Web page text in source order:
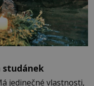
studánek
jedinečné vlastnosti,